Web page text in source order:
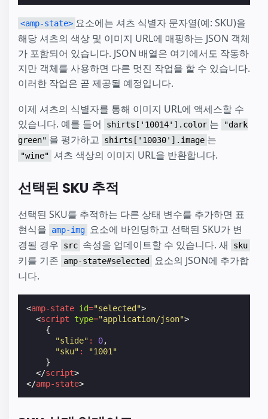
<amp-state> 요소에는 셔츠 식별자 문자열(예: SKU)을
해당 셔츠의 색상 및 이미지 URL에 매핑하는 JSON 객체
가 포함되어 있습니다. JSON 배열은 여기에서도 작동하
지만 객체를 사용하면 다른 멋진 작업을 할 수 있습니다.
이러한 작업은 곧 제공될 예정입니다.
이제 셔츠의 식별자를 통해 이미지 URL에 액세스할 수
있습니다. 예를 들어
shirts['10014'].color 는
"dark
green" 을 평가하고 shirts['10030'].image 는
"wine" 셔츠 색상의 이미지 URL을 반환합니다.
선택된 SKU 추적
선택된 SKU를 추적하는 다른 상태 변수를 추가하면 표
현식을
amp-img 요소에 바인딩하고 선택된 SKU가 변
경될 경우
src 속성을 업데이트할 수 있습니다. 새 sku
키를 기존 amp-state#selected
요소의 JSON에 추가합
니다.
<amp-state id="selected">
<script type="application/json">
{
"slide" : 0,
"sku" :
"1001"
}
</script>
</amp-state>